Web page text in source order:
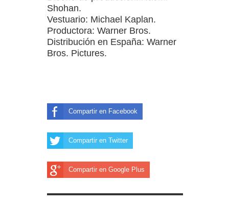
Shohan.
Vestuario: Michael Kaplan.
Productora: Warner Bros.
Distribución en España: Warner
Bros. Pictures.
Compartir en Facebook
Compartir en Twitter
Compartir en Google Plus